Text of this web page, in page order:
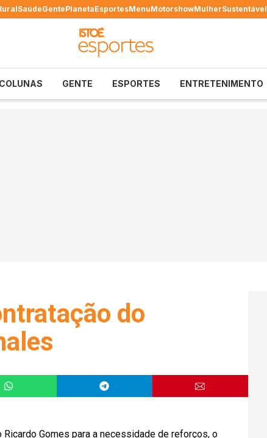
SaúdeGentePlanetaEsportesMenuMotorshowMulherSustentável
COLUNAS GENTE ESPORTES ENTRETENIMENTO
do
Gomes para a necessidade de reforços, o